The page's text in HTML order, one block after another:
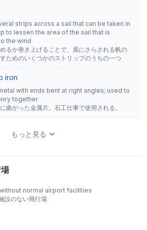
strips across a sail that can be taken in
to lessen the area of the sail that is
the wind
るか巻き上げることで、風にさらされる帆の
ためのいくつかのストリップのうちの一つ
iron
with ends bent at right angles; used to
together
曲がった金属片。石工仕事で使用される。
もっと見る
normal airport facilities
設のない飛行場